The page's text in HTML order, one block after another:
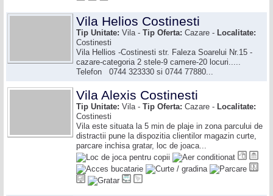
Vila Helios Costinesti
Tip Unitate: Vila - Tip Oferta: Cazare - Localitate:
Costinesti
Vila Hellios -Costinesti str. Faleza Soarelui Nr.15 -
cazare-categoria 2 stele-9 camere-20 locuri.....
Telefon 0744 323330 si 0744 77880...
Vila Alexis Costinesti
Tip Unitate: Vila - Tip Oferta: Cazare - Localitate:
Costinesti
Vila este situata la 5 min de plaje in zona parcului de
distractii pune la dispozitia clientilor magazin curte,
parcare inchisa gratar, loc de joaca...